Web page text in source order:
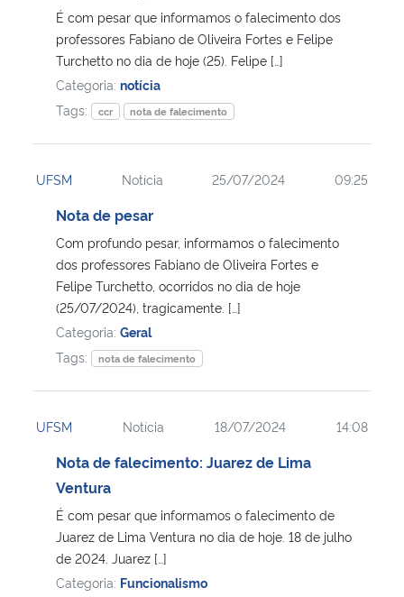
É com pesar que informamos o falecimento dos
professores Fabiano de Oliveira Fortes e Felipe
Turchetto no dia de hoje (25). Felipe […]
Categoria: notícia
Tags:
ccr nota de falecimento
UFSM Notícia 25/07/2024 09:25
Nota de pesar
Com profundo pesar, informamos o falecimento
dos professores Fabiano de Oliveira Fortes e
Felipe Turchetto, ocorridos no dia de hoje
(25/07/2024), tragicamente. […]
Categoria: Geral
Tags:
nota de falecimento
UFSM Notícia 18/07/2024 14:08
Nota de falecimento: Juarez de Lima
Ventura
É com pesar que informamos o falecimento de
Juarez de Lima Ventura no dia de hoje. 18 de julho
de 2024. Juarez […]
Categoria: Funcionalismo